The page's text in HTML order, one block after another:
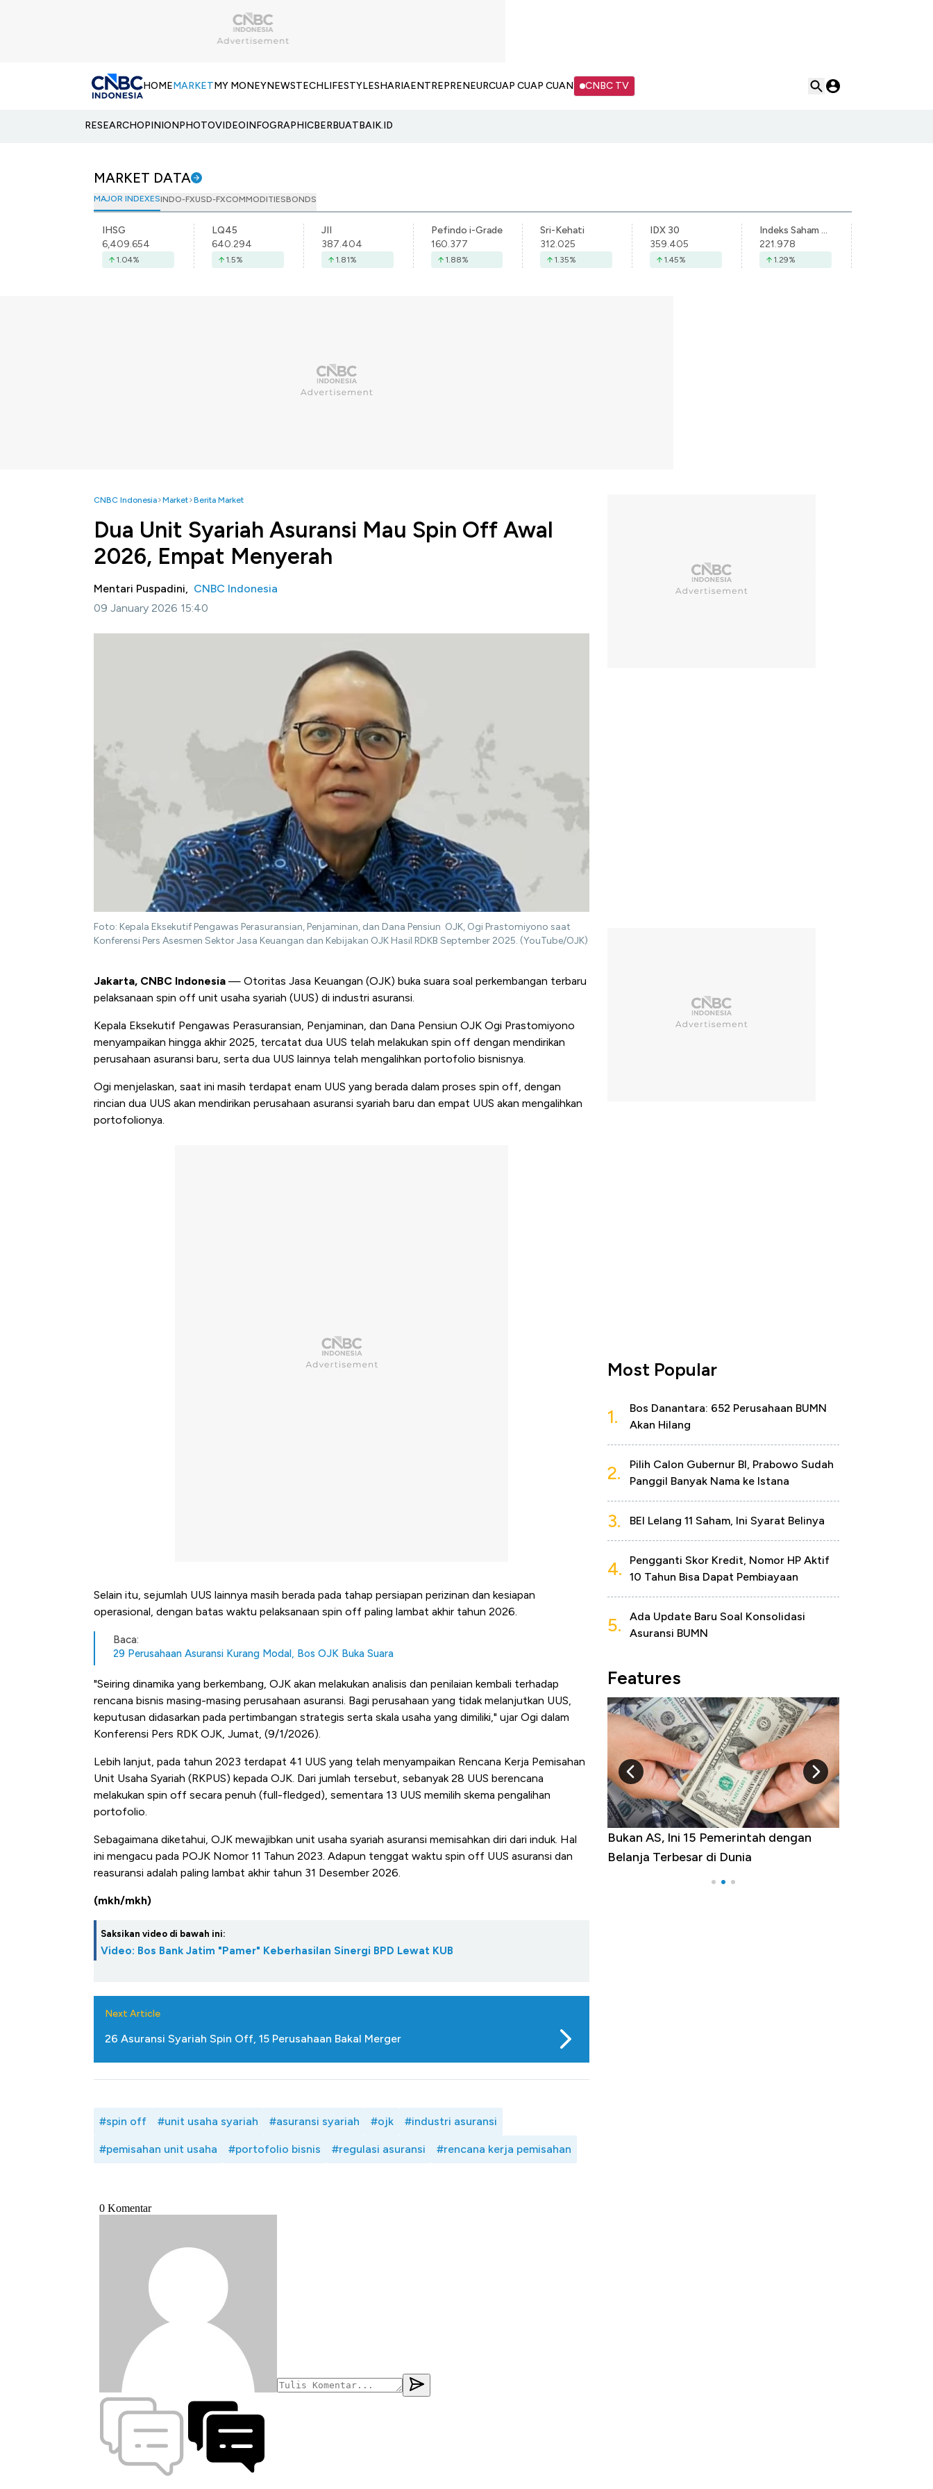
HOMEMARKETMY MONEYNEWSTECHLIFESTYLESHARIAENTREPRENEURCUAP CUAP CUAN CNBC TV
RESEARCHOPINIONPHOTOVIDEOINFOGRAPHICBERBUATBAIK.ID
MARKET DATA
MAJOR INDEXESINDO-FXUSD-FXCOMMODITIESBONDS
IHSG
6,409.654
1.04%
LQ45
640.294
1.5%
JII
387.404
1.81%
Pefindo i-Grade
160.377
1.88%
Sri-Kehati
312.025
1.35%
IDX 30
359.405
1.45%
Indeks Saham Syariah Indonesia
221.978
1.29%
CNBC Indonesia Market Berita Market
Dua Unit Syariah Asuransi Mau Spin Off Awal
2026, Empat Menyerah
Mentari Puspadini, CNBC Indonesia
09 January 2026 15:40
Foto: Kepala Eksekutif Pengawas Perasuransian, Penjaminan, dan Dana Pensiun OJK, Ogi Prastomiyono saat
Konferensi Pers Asesmen Sektor Jasa Keuangan dan Kebijakan OJK Hasil RDKB September 2025. (YouTube/OJK)
Jakarta, CNBC Indonesia — Otoritas Jasa Keuangan (OJK) buka suara soal perkembangan terbaru
pelaksanaan spin off unit usaha syariah (UUS) di industri asuransi.
Kepala Eksekutif Pengawas Perasuransian, Penjaminan, dan Dana Pensiun OJK Ogi Prastomiyono
menyampaikan hingga akhir 2025, tercatat dua UUS telah melakukan spin off dengan mendirikan
perusahaan asuransi baru, serta dua UUS lainnya telah mengalihkan portofolio bisnisnya.
Ogi menjelaskan, saat ini masih terdapat enam UUS yang berada dalam proses spin off, dengan
rincian dua UUS akan mendirikan perusahaan asuransi syariah baru dan empat UUS akan mengalihkan
portofolionya.
Selain itu, sejumlah UUS lainnya masih berada pada tahap persiapan perizinan dan kesiapan
operasional, dengan batas waktu pelaksanaan spin off paling lambat akhir tahun 2026.
Baca:
29 Perusahaan Asuransi Kurang Modal, Bos OJK Buka Suara
"Seiring dinamika yang berkembang, OJK akan melakukan analisis dan penilaian kembali terhadap
rencana bisnis masing-masing perusahaan asuransi. Bagi perusahaan yang tidak melanjutkan UUS,
keputusan didasarkan pada pertimbangan strategis serta skala usaha yang dimiliki," ujar Ogi dalam
Konferensi Pers RDK OJK, Jumat, (9/1/2026).
Lebih lanjut, pada tahun 2023 terdapat 41 UUS yang telah menyampaikan Rencana Kerja Pemisahan
Unit Usaha Syariah (RKPUS) kepada OJK. Dari jumlah tersebut, sebanyak 28 UUS berencana
melakukan spin off secara penuh (full-fledged), sementara 13 UUS memilih skema pengalihan
portofolio.
Sebagaimana diketahui, OJK mewajibkan unit usaha syariah asuransi memisahkan diri dari induk. Hal
ini mengacu pada POJK Nomor 11 Tahun 2023. Adapun tenggat waktu spin off UUS asuransi dan
reasuransi adalah paling lambat akhir tahun 31 Desember 2026.
(mkh/mkh)
Saksikan video di bawah ini:
Video: Bos Bank Jatim "Pamer" Keberhasilan Sinergi BPD Lewat KUB
Next Article
26 Asuransi Syariah Spin Off, 15 Perusahaan Bakal Merger
#spin off #unit usaha syariah #asuransi syariah #ojk #industri asuransi
#pemisahan unit usaha #portofolio bisnis #regulasi asuransi #rencana kerja pemisahan
Most Popular
1.
Bos Danantara: 652 Perusahaan BUMN
Akan Hilang
2.
Pilih Calon Gubernur BI, Prabowo Sudah
Panggil Banyak Nama ke Istana
3. BEI Lelang 11 Saham, Ini Syarat Belinya
4.
Pengganti Skor Kredit, Nomor HP Aktif
10 Tahun Bisa Dapat Pembiayaan
5.
Ada Update Baru Soal Konsolidasi
Asuransi BUMN
Features
Kongo Tutup Keran Ekspor, Harga
Tembaga Terbang ke Zona Berbahaya
Bukan AS, Ini 15 Pemerintah dengan
Belanja Terbesar di Dunia
Ini Kekuatan Uang Embraer Kuasai
Langit Dunia, Pembunuh Boeing-Airbus?